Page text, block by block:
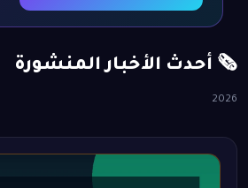
🗞️ أحدث الأخبار المنشورة
2026